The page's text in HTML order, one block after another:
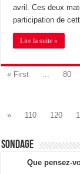
avril. Ces deux
participation de
Lire la suite »
« First 80
»
110 120
Sondage
Que pensez-